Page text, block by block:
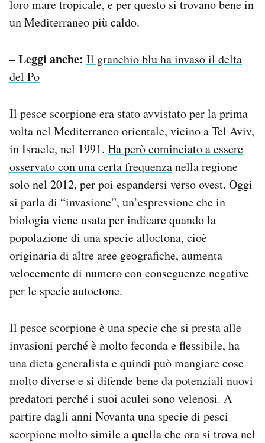
loro mare tropicale, e per questo si trovano bene in
un Mediterraneo più caldo.
– Leggi anche: Il granchio blu ha invaso il delta
del Po
Il pesce scorpione era stato avvistato per la prima
volta nel Mediterraneo orientale, vicino a Tel Aviv,
in Israele, nel 1991. Ha però cominciato a essere
osservato con una certa frequenzanella regione
solo nel 2012, per poi espandersi verso ovest. Oggi
si parla di “invasione”, un’espressione che in
biologia viene usata per indicare quando la
popolazione di una specie alloctona, cioè
originaria di altre aree geografiche, aumenta
velocemente di numero con conseguenze negative
per le specie autoctone.
Il pesce scorpione è una specie che si presta alle
invasioni perché è molto feconda e flessibile, ha
una dieta generalista e quindi può mangiare cose
molto diverse e si difende bene da potenziali nuovi
predatori perché i suoi aculei sono velenosi. A
partire dagli anni Novanta una specie di pesci
scorpione molto simile a quella che ora si trova nel